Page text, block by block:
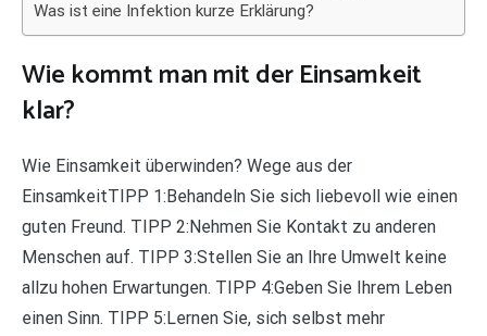
Was ist eine Infektion kurze Erklärung?
Wie kommt man mit der Einsamkeit
klar?
Wie Einsamkeit überwinden? Wege aus der
EinsamkeitTIPP 1:Behandeln Sie sich liebevoll wie einen
guten Freund. TIPP 2:Nehmen Sie Kontakt zu anderen
Menschen auf. TIPP 3:Stellen Sie an Ihre Umwelt keine
allzu hohen Erwartungen. TIPP 4:Geben Sie Ihrem Leben
einen Sinn. TIPP 5:Lernen Sie, sich selbst mehr